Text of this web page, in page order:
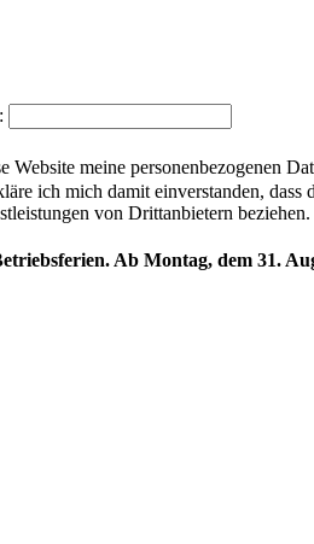
:
Website meine personenbezogenen
ich mich damit einverstanden,
von Drittanbietern beziehen.
Ab Montag, dem 31.